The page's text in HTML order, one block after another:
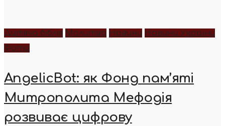
Дитяча біблія Молитва Новини Новини України
Фото
AngelicBot: як Фонд пам’яті
Митрополита Мефодія
розвиває цифрову